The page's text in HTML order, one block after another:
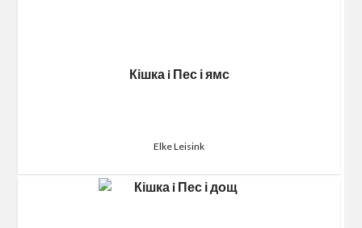
Кішка i Пес і ямс
Elke Leisink